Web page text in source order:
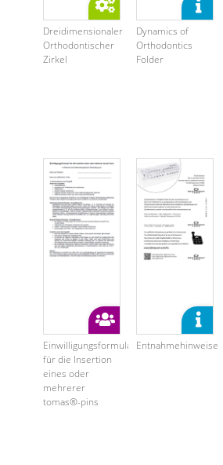
Dreidimensionaler
Orthodontischer
Zirkel
Dynamics of
Orthodontics
Folder
Einwilligungsformular
für die Insertion
eines oder
mehrerer
tomas®-pins
Entnahmehinweise